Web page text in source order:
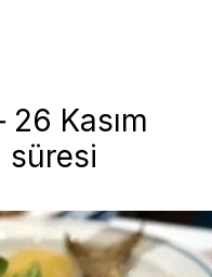
26 Kasım